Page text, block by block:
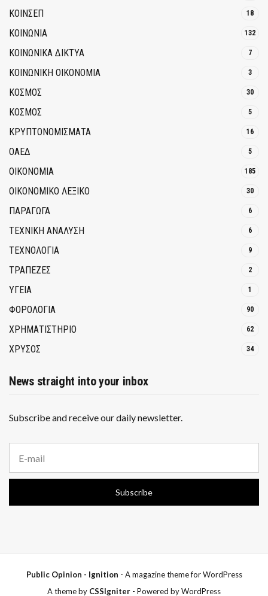
ΚΟΙΝΣΕΠ 18
ΚΟΙΝΩΝΙΑ 132
ΚΟΙΝΩΝΙΚΆ ΔΊΚΤΥΑ 7
ΚΟΙΝΩΝΙΚΉ ΟΙΚΟΝΟΜΊΑ 3
ΚΟΣΜΟΣ 30
ΚΟΣΜΟΣ 5
ΚΡΥΠΤΟΝΟΜΊΣΜΑΤΑ 16
ΟΑΕΔ 5
ΟΙΚΟΝΟΜΙΑ 185
ΟΙΚΟΝΟΜΙΚΟ ΛΕΞΙΚΟ 30
ΠΑΡΑΓΩΓΑ 6
ΤΕΧΝΙΚΗ ΑΝΑΛΥΣΗ 6
ΤΕΧΝΟΛΟΓΙΑ 9
ΤΡΆΠΕΖΕΣ 2
ΥΓΕΙΑ 1
ΦΟΡΟΛΟΓΙΑ 90
ΧΡΗΜΑΤΙΣΤΗΡΙΟ 62
ΧΡΥΣΟΣ 34
News straight into your inbox
Subscribe and receive our daily newsletter.
a
i
a
Subscribe
Public Opinion - Ignition - A magazine theme for WordPress
A theme by CSSIgniter - Powered by WordPress